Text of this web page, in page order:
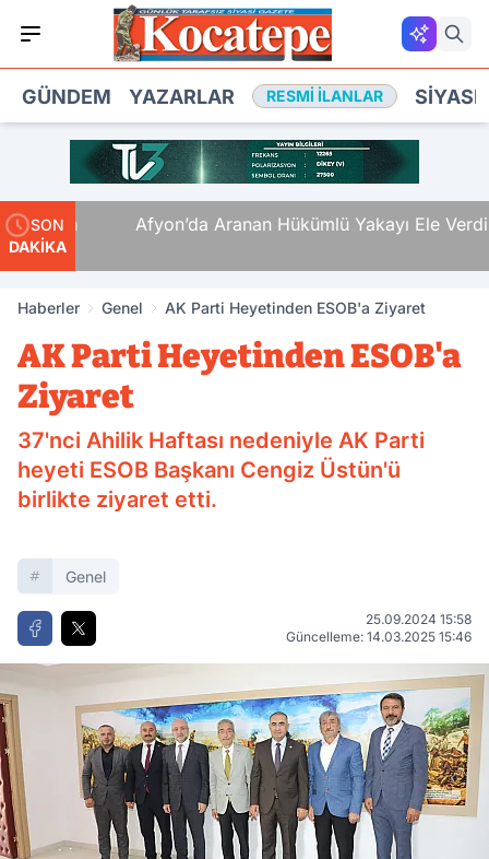
GÜNDEM YAZARLAR RESMI İLANLAR
SON
DAKİKA
Ölüm Afyon’da Aranan Hükümlü Yakayı Ele Verdi
Haberler Genel AK Parti Heyetinden ESOB'a Ziyaret
AK Parti Heyetinden ESOB'a
Ziyaret
37'nci Ahilik Haftası nedeniyle AK Parti
heyeti ESOB Başkanı Cengiz Üstün'ü
birlikte ziyaret etti.
Genel
25.09.2024 15:58
Güncelleme: 14.03.2025 15:46